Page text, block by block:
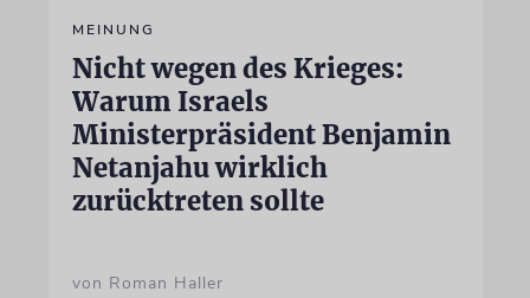
MEINUNG
Nicht wegen des Krieges:
Warum Israels
Ministerpräsident Benjamin
Netanjahu wirklich
zurücktreten sollte
von Roman Haller